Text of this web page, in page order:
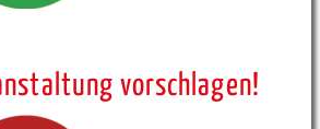
vorschlagen!